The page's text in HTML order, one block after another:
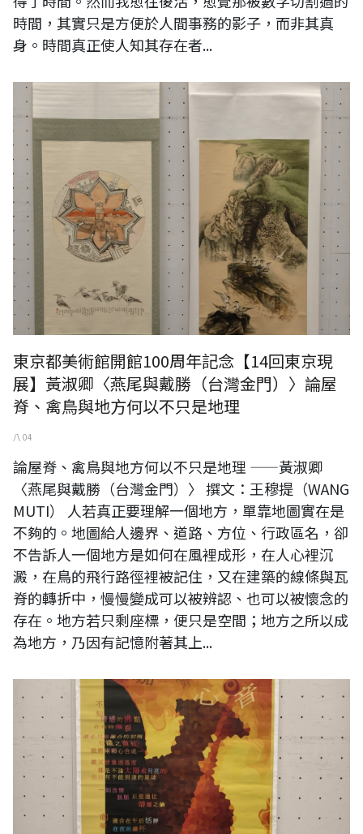
時間，其實只是方便於人間事務的影子，而非其真
身。時間真正使人知其存在者...
東京都美術館開館100周年記念【14回東京現
展】黃淑卿〈燕尾與戴勝（台灣金門）〉論屋
脊、禽鳥與地方何以不只是地理
八 04
論屋脊、禽鳥與地方何以不只是地理 ——黃淑卿
〈燕尾與戴勝（台灣金門）〉 撰文：王穆提（WANG
MUTI） 人若真正要理解一個地方，單靠地圖實在是
不夠的。地圖給人邊界、道路、方位、行政區名，卻
不告訴人一個地方是如何在風裡成形，在人心裡沉
澱，在鳥的飛行路徑裡被記住，又在建築的線條與瓦
脊的轉折中，慢慢變成可以被辨認、也可以被懷念的
存在。地方若只剩座標，便只是空間；地方之所以成
為地方，乃因有記憶附著其上...